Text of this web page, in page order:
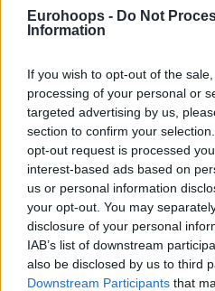
Eurohoops - Do Not
Information
If you wish to opt-out of the
processing of your personal or
targeted advertising by us,
section to confirm your
opt-out request is processed
interest-based ads based on
us or personal information
your opt-out. You may
disclosure of your personal
IAB’s list of downstream
also be disclosed by us to third
Downstream Participants that
22/OCT/
παγκρεατίτιδας που υπέστη...
και
11/OCT/
Όπως
σε